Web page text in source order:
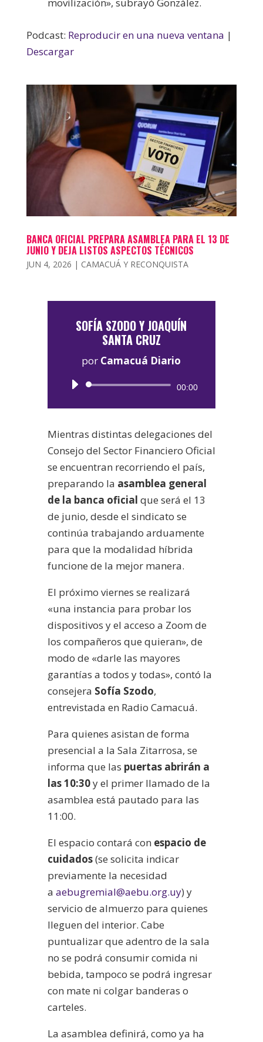
Podcast: Reproducir en una nueva ventana |
Descargar
BANCA OFICIAL PREPARA ASAMBLEA PARA EL 13 DE
JUNIO Y DEJA LISTOS ASPECTOS TÉCNICOS
JUN 4, 2026 | CAMACUÁ Y RECONQUISTA
SOFÍA SZODO Y JOAQUÍN
SANTA CRUZ
por Camacuá Diario
Reproductor
00:00
Mientras distintas delegaciones del
Consejo del Sector Financiero Oficial
se encuentran recorriendo el país,
preparando la asamblea general
de la banca oficial que será el 13
de junio, desde el sindicato se
continúa trabajando arduamente
para que la modalidad híbrida
funcione de la mejor manera.
El próximo viernes se realizará
«una instancia para probar los
dispositivos y el acceso a Zoom de
los compañeros que quieran», de
modo de «darle las mayores
garantías a todos y todas», contó la
consejera Sofía Szodo,
entrevistada en Radio Camacuá.
Para quienes asistan de forma
presencial a la Sala Zitarrosa, se
informa que las puertas abrirán a
las 10:30y el primer llamado de la
asamblea está pautado para las
11:00.
El espacio contará con espacio de
cuidados(se solicita indicar
previamente la necesidad
a aebugremial@aebu.org.uy) y
servicio de almuerzo para quienes
lleguen del interior. Cabe
puntualizar que adentro de la sala
no se podrá consumir comida ni
bebida, tampoco se podrá ingresar
con mate ni colgar banderas o
carteles.
La asamblea definirá, como ya ha